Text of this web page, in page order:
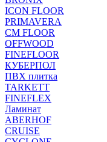
ICON FLOOR
PRIMAVERA
CM FLOOR
OFFWOOD
FINEFLOOR
КУБЕРПОЛ
ПВХ плитка
TARKETT
FINEFLEX
Ламинат
ABERHOF
CRUISE